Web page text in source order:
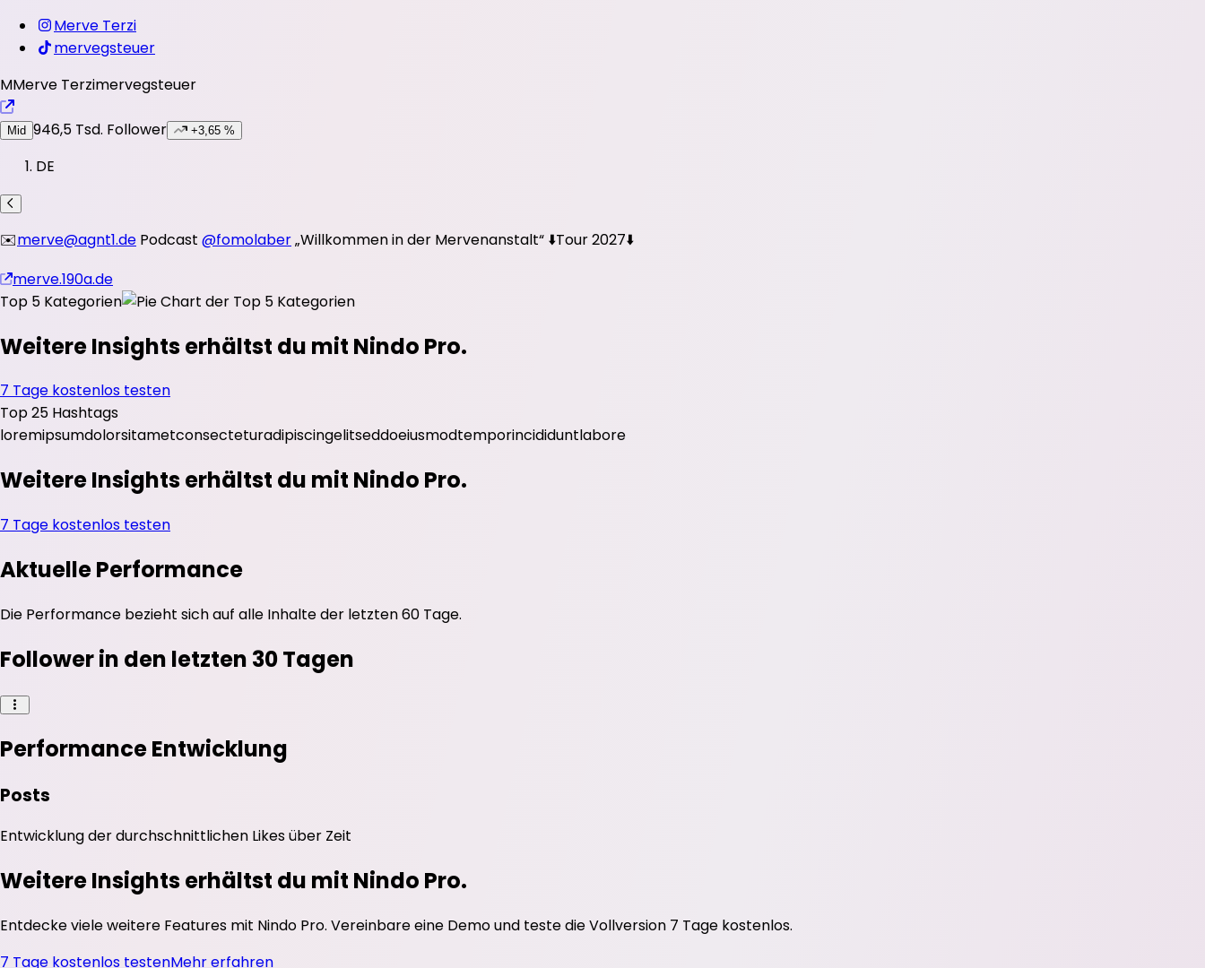
Merve Terzi
mervegsteuer
MMerve Terzimervegsteuer
Mid 946,5 Tsd. Follower +3,65 %
DE
✉️merve@agnt1.de Podcast @fomolaber„Willkommen in der Mervenanstalt“ ⬇️Tour 2027⬇️
merve.190a.de
Top 5 Kategorien
Weitere Insights erhältst du mit Nindo Pro.
7 Tage kostenlos testen
Top 25 Hashtags
loremipsumdolorsitametconsecteturadipiscingelitseddoeiusmodtemporincididuntlabore
Weitere Insights erhältst du mit Nindo Pro.
7 Tage kostenlos testen
Aktuelle Performance
Die Performance bezieht sich auf alle Inhalte der letzten 60 Tage.
Follower in den letzten 30 Tagen
Performance Entwicklung
Posts
Entwicklung der durchschnittlichen Likesüber Zeit
Weitere Insights erhältst du mit Nindo Pro.
Entdecke viele weitere Features mit Nindo Pro. Vereinbare eine Demo und teste die Vollversion 7 Tage kostenlos.
7 Tage kostenlos testenMehr erfahren